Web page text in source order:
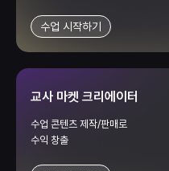
수업 시작하기
교사 마켓 크리에이터
수업 콘텐츠 제작/판매로
수익 창출